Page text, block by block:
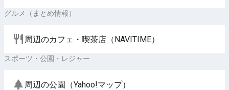
グルメ（まとめ情報）
周辺のカフェ・喫茶店（NAVITIME）
スポーツ・公園・レジャー
周辺の公園（Yahoo!マップ）